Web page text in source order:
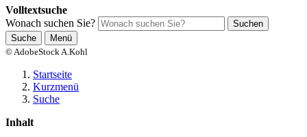
Volltextsuche
Wonach suchen Sie?
Suchen
Suche
Menü
© AdobeStock A.Kohl
Startseite
Kurzmenü
Suche
Inhalt